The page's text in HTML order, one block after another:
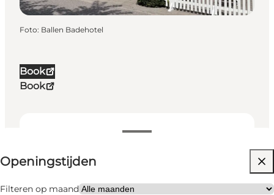
Book
Book
Openingstijden bekijken
Openingstijden
Filteren op maand
32 rooms
Website bezoeken
Foto: Ballen Badehotel